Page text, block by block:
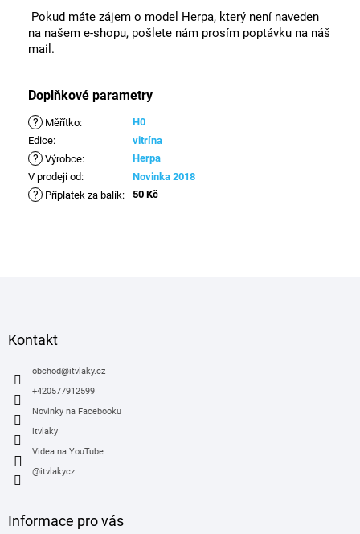
Pokud máte zájem o model Herpa, který není naveden
na našem e-shopu, pošlete nám prosím poptávku na náš
mail.
Doplňkové parametry
? Měřítko:
H0
Edice: vitrína
? Výrobce:
Herpa
V prodeji od: Novinka 2018
? Příplatek za balík: 50 Kč
Kontakt
obchod@itvlaky.cz
+420577912599
Novinky na Facebooku
itvlaky
Videa na YouTube
@itvlakycz
Informace pro vás